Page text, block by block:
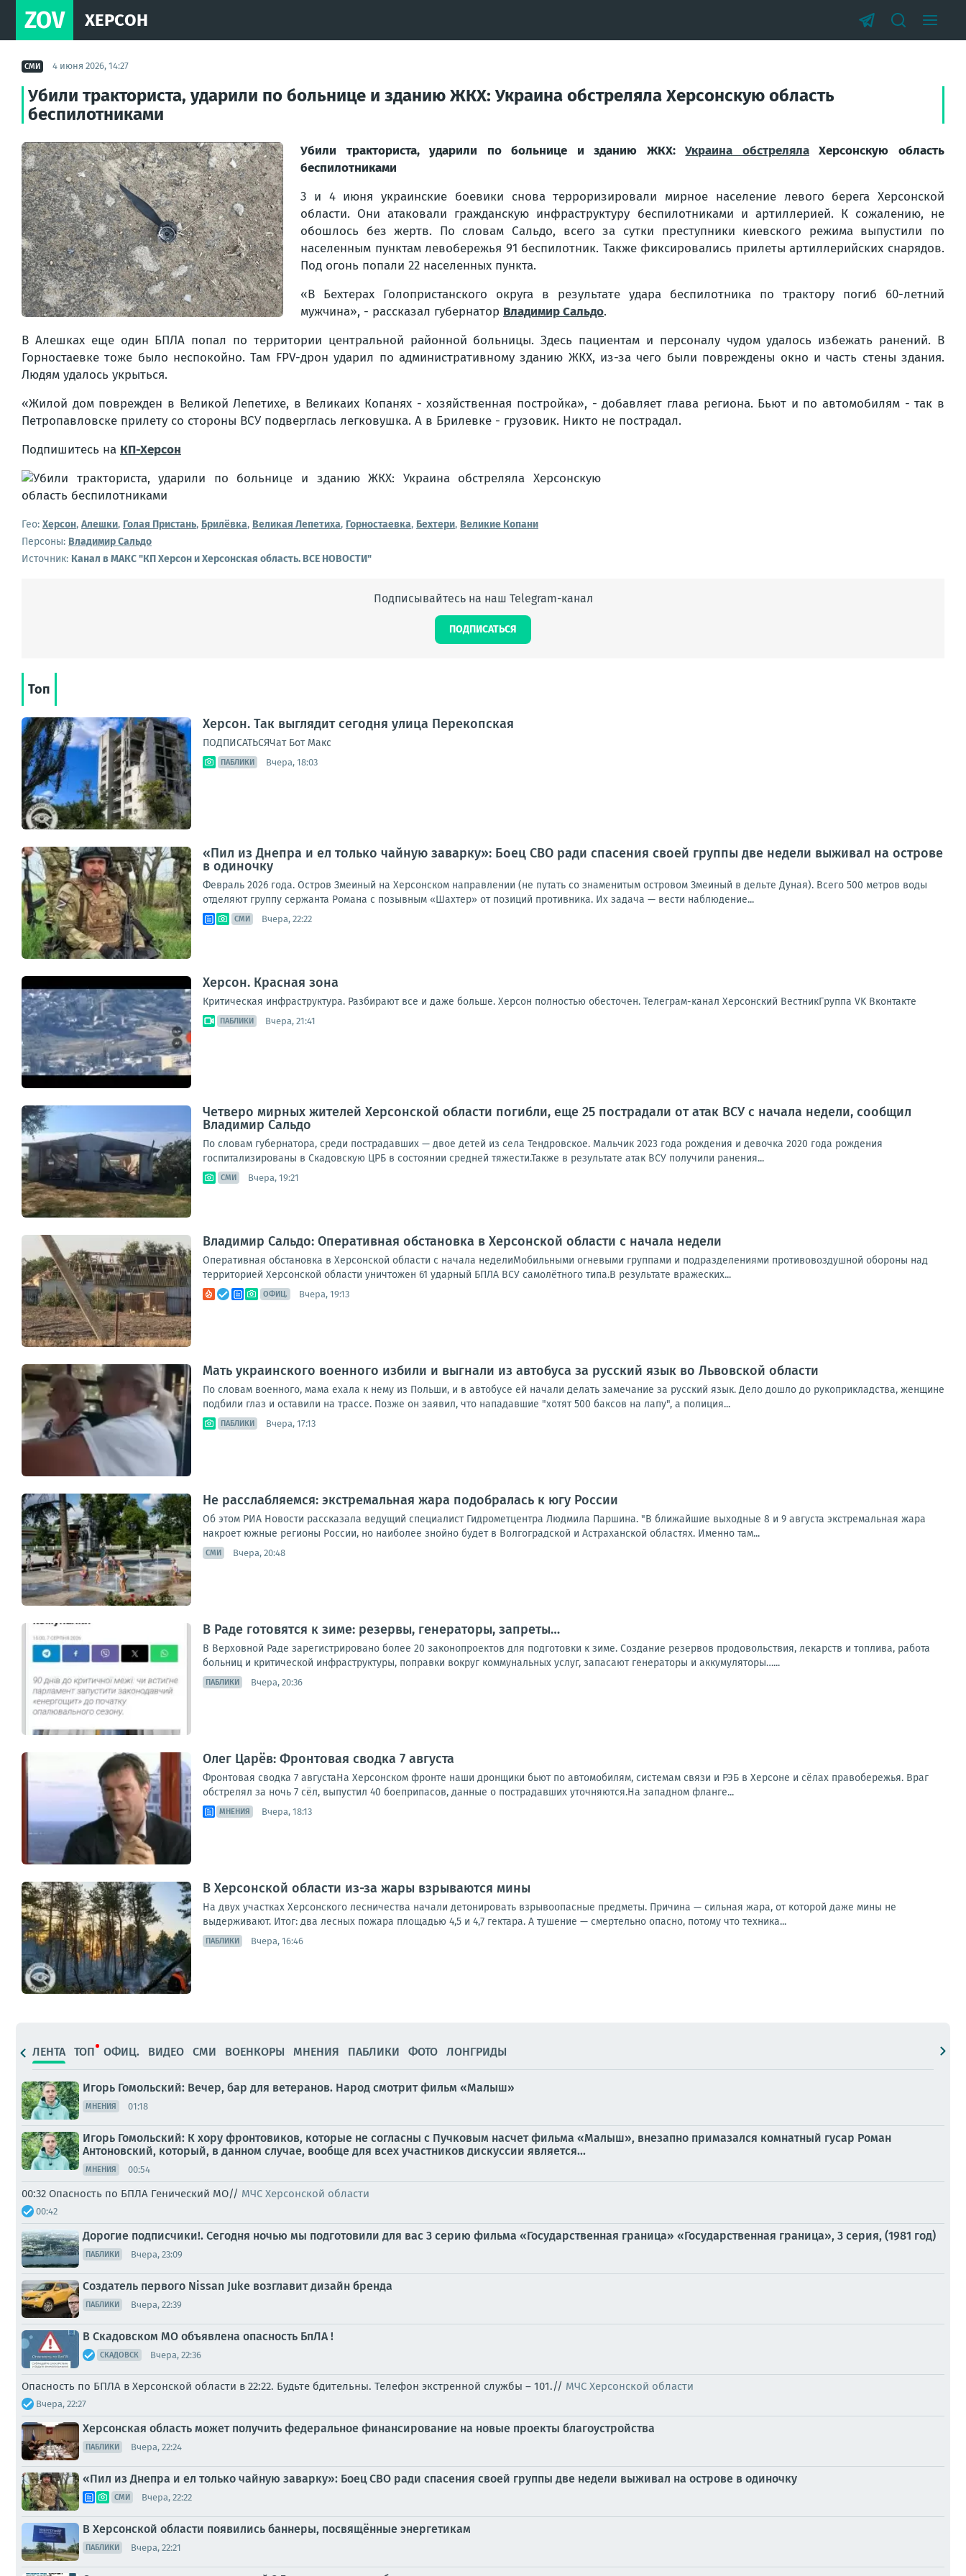
ZOV ХЕРСОН
СМИ 4 июня 2026, 14:27
Убили тракториста, ударили по больнице и зданию ЖКХ: Украина обстреляла Херсонскую область
беспилотниками
Убили тракториста, ударили по больнице и зданию ЖКХ:Украина обстрелялаХерсонскую область
беспилотниками
3 и 4 июня украинские боевики снова терроризировали мирное население левого берега Херсонской
области. Они атаковали гражданскую инфраструктуру беспилотниками и артиллерией. К сожалению, не
обошлось без жертв. По словам Сальдо, всего за сутки преступники киевского режима выпустили по
населенным пунктам левобережья 91 беспилотник. Также фиксировались прилеты артиллерийских снарядов.
Под огонь попали 22 населенных пункта.
«В Бехтерах Голопристанского округа в результате удара беспилотника по трактору погиб 60-летний
мужчина», - рассказал губернатор Владимир Сальдо.
В Алешках еще один БПЛА попал по территории центральной районной больницы. Здесь пациентам и персоналу чудом удалось избежать ранений. В
Горностаевке тоже было неспокойно. Там FPV-дрон ударил по административному зданию ЖКХ, из-за чего были повреждены окно и часть стены здания.
Людям удалось укрыться.
«Жилой дом поврежден в Великой Лепетихе, в Великаих Копанях - хозяйственная постройка», - добавляет глава региона. Бьют и по автомобилям - так в
Петропавловске прилету со стороны ВСУ подверглась легковушка. А в Брилевке - грузовик. Никто не пострадал.
Подпишитесь на КП-Херсон
Гео: Херсон, Алешки, Голая Пристань, Брилёвка, Великая Лепетиха, Горностаевка, Бехтери, Великие Копани
Персоны: Владимир Сальдо
Источник: Канал в МАКС "КП Херсон и Херсонская область. ВСЕ НОВОСТИ"
Подписывайтесь на наш Telegram-канал
ПОДПИСАТЬСЯ
Топ
Херсон. Так выглядит сегодня улица Перекопская
ПОДПИСАТЬСЯЧат Бот Макс
ПАБЛИКИ Вчера, 18:03
«Пил из Днепра и ел только чайную заварку»: Боец СВО ради спасения своей группы две недели выживал на острове
в одиночку
Февраль 2026 года. Остров Змеиный на Херсонском направлении (не путать со знаменитым островом Змеиный в дельте Дуная). Всего 500 метров воды
отделяют группу сержанта Романа с позывным «Шахтер» от позиций противника. Их задача — вести наблюдение...
СМИ Вчера, 22:22
Херсон. Красная зона
Критическая инфраструктура. Разбирают все и даже больше. Херсон полностью обесточен. Телеграм-канал Херсонский ВестникГруппа VK Вконтакте
ПАБЛИКИ Вчера, 21:41
Четверо мирных жителей Херсонской области погибли, еще 25 пострадали от атак ВСУ с начала недели, сообщил
Владимир Сальдо
По словам губернатора, среди пострадавших — двое детей из села Тендровское. Мальчик 2023 года рождения и девочка 2020 года рождения
госпитализированы в Скадовскую ЦРБ в состоянии средней тяжести.Также в результате атак ВСУ получили ранения...
СМИ Вчера, 19:21
Владимир Сальдо: Оперативная обстановка в Херсонской области с начала недели
Оперативная обстановка в Херсонской области с начала неделиМобильными огневыми группами и подразделениями противовоздушной обороны над
территорией Херсонской области уничтожен 61 ударный БПЛА ВСУ самолётного типа.В результате вражеских...
ОФИЦ. Вчера, 19:13
Мать украинского военного избили и выгнали из автобуса за русский язык во Львовской области
По словам военного, мама ехала к нему из Польши, и в автобусе ей начали делать замечание за русский язык. Дело дошло до рукоприкладства, женщине
подбили глаз и оставили на трассе. Позже он заявил, что нападавшие "хотят 500 баксов на лапу", а полиция...
ПАБЛИКИ Вчера, 17:13
Не расслабляемся: экстремальная жара подобралась к югу России
Об этом РИА Новости рассказала ведущий специалист Гидрометцентра Людмила Паршина. "В ближайшие выходные 8 и 9 августа экстремальная жара
накроет южные регионы России, но наиболее знойно будет в Волгоградской и Астраханской областях. Именно там...
СМИ Вчера, 20:48
В Раде готовятся к зиме: резервы, генераторы, запреты…
В Верховной Раде зарегистрировано более 20 законопроектов для подготовки к зиме. Создание резервов продовольствия, лекарств и топлива, работа
больниц и критической инфраструктуры, поправки вокруг коммунальных услуг, запасают генераторы и аккумуляторы…...
ПАБЛИКИ Вчера, 20:36
Олег Царёв: Фронтовая сводка 7 августа
Фронтовая сводка 7 августаНа Херсонском фронте наши дронщики бьют по автомобилям, системам связи и РЭБ в Херсоне и сёлах правобережья. Враг
обстрелял за ночь 7 сёл, выпустил 40 боеприпасов, данные о пострадавших уточняются.На западном фланге...
МНЕНИЯ Вчера, 18:13
В Херсонской области из-за жары взрываются мины
На двух участках Херсонского лесничества начали детонировать взрывоопасные предметы. Причина — сильная жара, от которой даже мины не
выдерживают. Итог: два лесных пожара площадью 4,5 и 4,7 гектара. А тушение — смертельно опасно, потому что техника...
ПАБЛИКИ Вчера, 16:46
ЛЕНТА ТОП ОФИЦ. ВИДЕО СМИ ВОЕНКОРЫ МНЕНИЯ ПАБЛИКИ ФОТО ЛОНГРИДЫ
Игорь Гомольский: Вечер, бар для ветеранов. Народ смотрит фильм «Малыш»
МНЕНИЯ 01:18
Игорь Гомольский: К хору фронтовиков, которые не согласны с Пучковым насчет фильма «Малыш», внезапно примазался комнатный гусар Роман
Антоновский, который, в данном случае, вообще для всех участников дискуссии является...
МНЕНИЯ 00:54
00:32 Опасность по БПЛА Генический МО// МЧС Херсонской области
00:42
Дорогие подписчики!. Сегодня ночью мы подготовили для вас 3 серию фильма «Государственная граница» «Государственная граница», 3 серия, (1981 год)
ПАБЛИКИ Вчера, 23:09
Создатель первого Nissan Juke возглавит дизайн бренда
ПАБЛИКИ Вчера, 22:39
В Скадовском МО объявлена опасность БпЛА !
СКАДОВСК Вчера, 22:36
Опасность по БПЛА в Херсонской области в 22:22. Будьте бдительны. Телефон экстренной службы – 101.// МЧС Херсонской области
Вчера, 22:27
Херсонская область может получить федеральное финансирование на новые проекты благоустройства
ПАБЛИКИ Вчера, 22:24
«Пил из Днепра и ел только чайную заварку»: Боец СВО ради спасения своей группы две недели выживал на острове в одиночку
СМИ Вчера, 22:22
В Херсонской области появились баннеры, посвящённые энергетикам
ПАБЛИКИ Вчера, 22:21